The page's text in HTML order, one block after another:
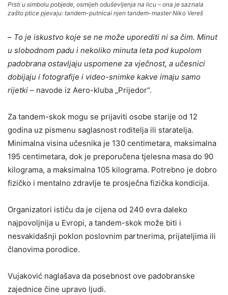
Prsti u simbolu pobjede, osmijeh oduševljenja na licu – ona je saznala
zašto ptice pjevaju: tandem-putnicai njen tandem-master Niko Vereš
– To je iskustvo koje se ne može uporediti ni sa čim. Minut
u slobodnom padu i nekoliko minuta leta pod kupolom
padobrana ostavljaju uspomene za vječnost, a učesnici
dobijaju i fotografije i video-snimke kakve imaju samo
rijetki – navode iz Aero-kluba „Prijedor“.
Za tandem-skok mogu se prijaviti osobe starije od 12
godina uz pismenu saglasnost roditelja ili staratelja.
Minimalna visina učesnika je 130 centimetara, maksimalna
195 centimetara, dok je preporučena tjelesna masa do 90
kilograma, a maksimalna 105 kilograma. Potrebno je dobro
fizičko i mentalno zdravlje te prosječna fizička kondicija.
Organizatori ističu da je cijena od 240 evra daleko
najpovoljnija u Evropi, a tandem-skok može biti i
nesvakidašnji poklon poslovnim partnerima, prijateljima ili
članovima porodice.
Vujaković naglašava da posebnost ove padobranske
zajednice čine upravo ljudi.